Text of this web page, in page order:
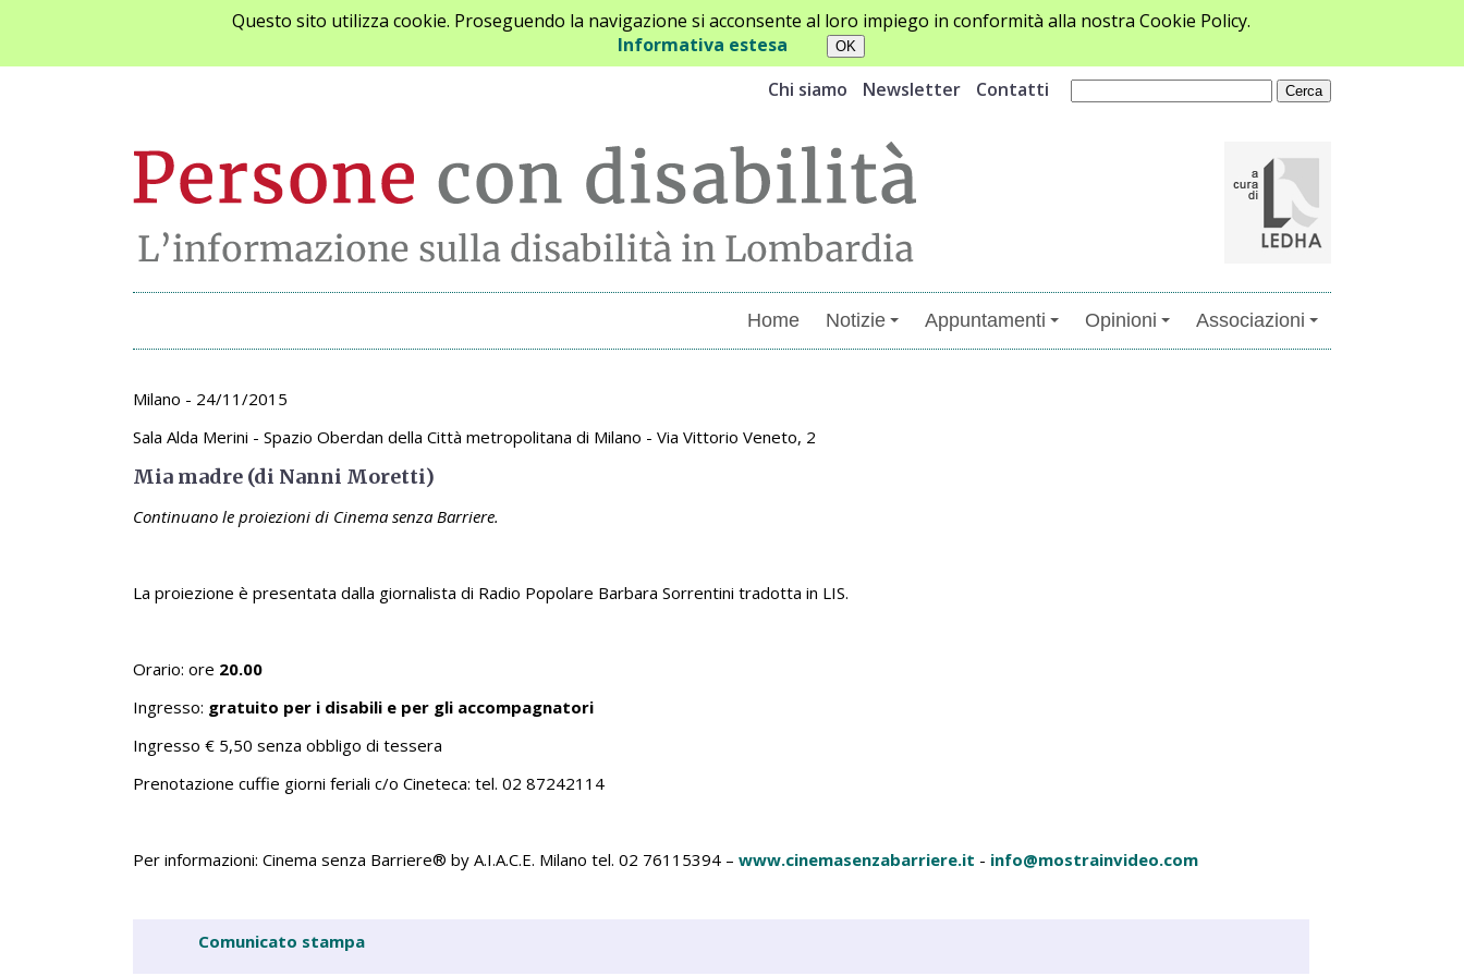
Questo sito utilizza cookie. Proseguendo la navigazione si acconsente al loro impiego in conformità alla nostra Cookie Policy.
Informativa estesa
Chi siamo
Newsletter Contatti
Home Notizie Appuntamenti Opinioni Associazioni
Archivio appuntamenti
Milano - 24/11/2015
Sala Alda Merini - Spazio Oberdan della Città metropolitana di Milano - Via Vittorio Veneto, 2
Mia madre (di Nanni Moretti)
Continuano le proiezioni di Cinema senza Barriere.
La proiezione è presentata dalla giornalista di Radio Popolare Barbara Sorrentini tradotta in LIS.
Orario: ore 20.00
Ingresso: gratuito per i disabili e per gli accompagnatori
Ingresso € 5,50 senza obbligo di tessera
Prenotazione cuffie giorni feriali c/o Cineteca: tel. 02 87242114
Per informazioni: Cinema senza Barriere® by A.I.A.C.E. Milano tel. 02 76115394 – www.cinemasenzabarriere.it - info@mostrainvideo.com
Comunicato stampa